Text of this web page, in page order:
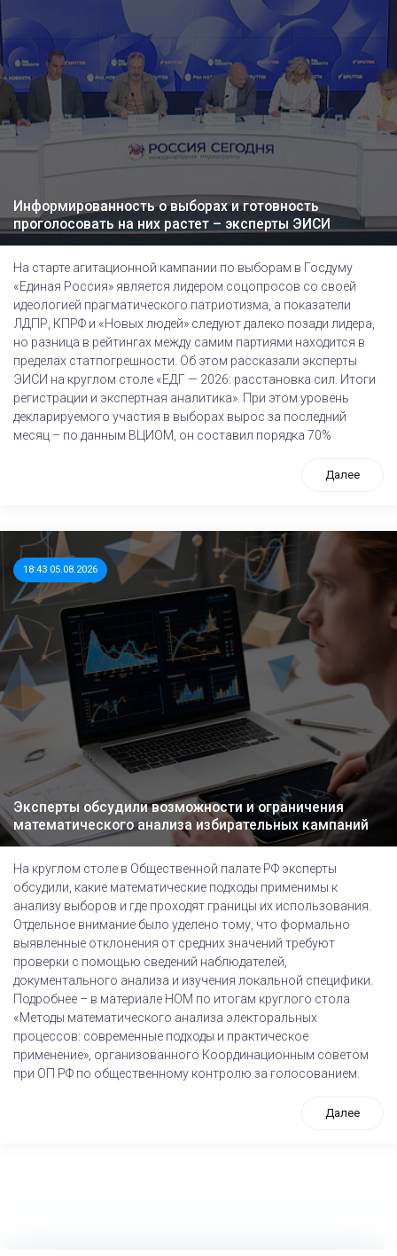
Информированность о выборах и готовность
проголосовать на них растет – эксперты ЭИСИ
На старте агитационной кампании по выборам в Госдуму
«Единая Россия» является лидером соцопросов со своей
идеологией прагматического патриотизма, а показатели
ЛДПР, КПРФ и «Новых людей» следуют далеко позади лидера,
но разница в рейтингах между самим партиями находится в
пределах статпогрешности. Об этом рассказали эксперты
ЭИСИ на круглом столе «ЕДГ — 2026: расстановка сил. Итоги
регистрации и экспертная аналитика». При этом уровень
декларируемого участия в выборах вырос за последний
месяц – по данным ВЦИОМ, он составил порядка 70%
Далее
18:43 05.08.2026
Эксперты обсудили возможности и ограничения
математического анализа избирательных кампаний
На круглом столе в Общественной палате РФ эксперты
обсудили, какие математические подходы применимы к
анализу выборов и где проходят границы их использования.
Отдельное внимание было уделено тому, что формально
выявленные отклонения от средних значений требуют
проверки с помощью сведений наблюдателей,
документального анализа и изучения локальной специфики.
Подробнее – в материале НОМ по итогам круглого стола
«Методы математического анализа электоральных
процессов: современные подходы и практическое
применение», организованного Координационным советом
при ОП РФ по общественному контролю за голосованием.
Далее